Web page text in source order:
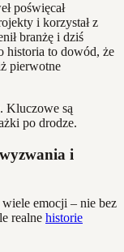
poświęcał
i korzystał z
branżę i dziś
historia to dowód, że
pierwotne
. Kluczowe są
po drodze.
i
emocji – nie bez
realne historie